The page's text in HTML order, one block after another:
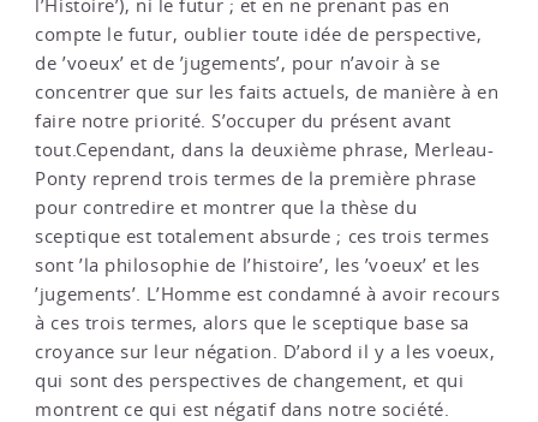
l’Histoire’), ni le futur ; et en ne prenant pas en
compte le futur, oublier toute idée de perspective,
de ’voeux’ et de ’jugements’, pour n’avoir à se
concentrer que sur les faits actuels, de manière à en
faire notre priorité. S’occuper du présent avant
tout.Cependant, dans la deuxième phrase, Merleau-
Ponty reprend trois termes de la première phrase
pour contredire et montrer que la thèse du
sceptique est totalement absurde ; ces trois termes
sont ’la philosophie de l’histoire’, les ’voeux’ et les
’jugements’. L’Homme est condamné à avoir recours
à ces trois termes, alors que le sceptique base sa
croyance sur leur négation. D’abord il y a les voeux,
qui sont des perspectives de changement, et qui
montrent ce qui est négatif dans notre société.